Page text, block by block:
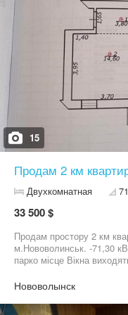
15
Продам 2 км
Двухкомнатная
33 500 $
Продам простору 2 км
м.Нововолинськ. -71,30
парко місце Вікна
тих , хто хоче отримати
пішу доступність до
Нововолынск